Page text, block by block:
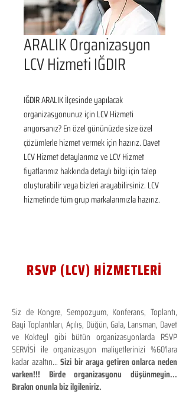
ARALIK Organizasyon
LCV Hizmeti IĞDIR
IĞDIR ARALIK İlçesinde yapılacak
organizasyonunuz için LCV Hizmeti
arıyorsanız? En özel gününüzde size özel
çözümlerle hizmet vermek için hazırız. Davet
LCV Hizmet detaylarımız ve LCV Hizmet
fiyatlarımız hakkında detaylı bilgi için talep
oluşturabilir veya bizleri arayabilirsiniz. LCV
hizmetinde tüm grup markalarımızla hazırız.
RSVP (LCV) HİZMETLERİ
Siz de Kongre, Sempozyum, Konferans, Toplantı,
Bayi Toplantıları, Açılış, Düğün, Gala, Lansman, Davet
ve Kokteyl gibi bütün organizasyonlarda RSVP
SERVİSİ ile organizasyon maliyetlerinizi %60'lara
kadar azaltın...Sizi bir araya getiren onlarca neden
varken!!! Birde organizasyonu düşünmeyin...
Bırakın onunla biz ilgileniriz.